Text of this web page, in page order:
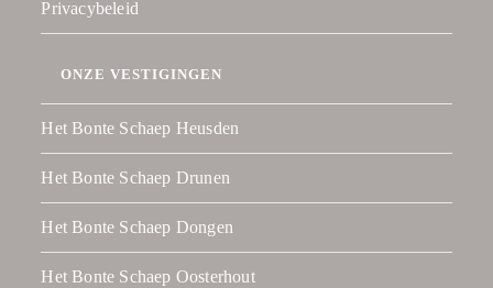
Privacybeleid
ONZE VESTIGINGEN
Het Bonte Schaep Heusden
Het Bonte Schaep Drunen
Het Bonte Schaep Dongen
Het Bonte Schaep Oosterhout